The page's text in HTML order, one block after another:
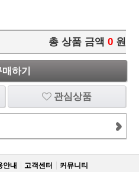
총 상품 금액 0 원
매하기
관심상품
안내 고객센터 커뮤니티